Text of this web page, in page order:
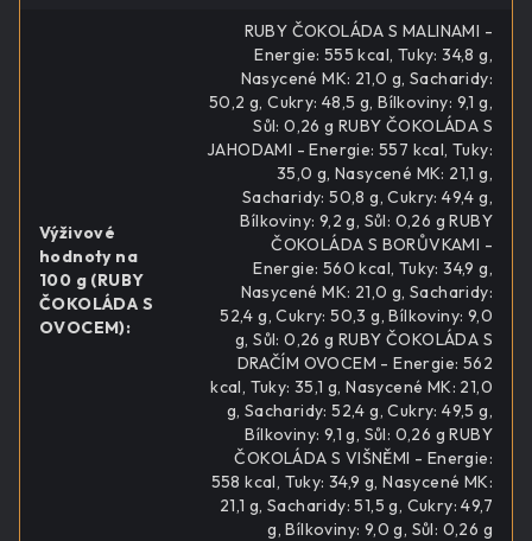
Výživové
hodnoty na
100 g (RUBY
ČOKOLÁDA S
OVOCEM):
RUBY ČOKOLÁDA S MALINAMI -
Energie: 555 kcal, Tuky: 34,8 g,
Nasycené MK: 21,0 g, Sacharidy:
50,2 g, Cukry: 48,5 g, Bílkoviny: 9,1 g,
Sůl: 0,26 g RUBY ČOKOLÁDA S
JAHODAMI - Energie: 557 kcal, Tuky:
35,0 g, Nasycené MK: 21,1 g,
Sacharidy: 50,8 g, Cukry: 49,4 g,
Bílkoviny: 9,2 g, Sůl: 0,26 g RUBY
ČOKOLÁDA S BORŮVKAMI -
Energie: 560 kcal, Tuky: 34,9 g,
Nasycené MK: 21,0 g, Sacharidy:
52,4 g, Cukry: 50,3 g, Bílkoviny: 9,0
g, Sůl: 0,26 g RUBY ČOKOLÁDA S
DRAČÍM OVOCEM - Energie: 562
kcal, Tuky: 35,1 g, Nasycené MK: 21,0
g, Sacharidy: 52,4 g, Cukry: 49,5 g,
Bílkoviny: 9,1 g, Sůl: 0,26 g RUBY
ČOKOLÁDA S VIŠNĚMI - Energie:
558 kcal, Tuky: 34,9 g, Nasycené MK:
21,1 g, Sacharidy: 51,5 g, Cukry: 49,7
g, Bílkoviny: 9,0 g, Sůl: 0,26 g